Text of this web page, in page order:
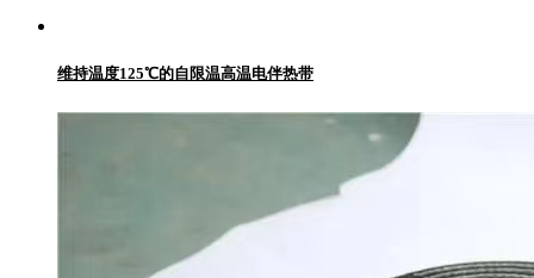
维持温度125℃的自限温高温电伴热带